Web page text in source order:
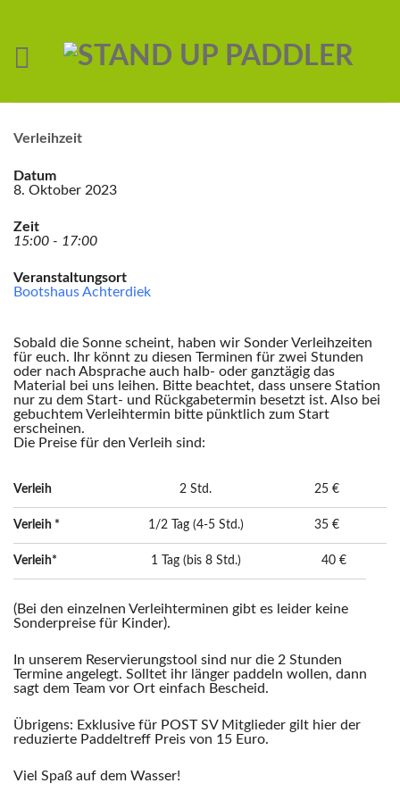
Verleihzeit
Datum
8. Oktober 2023
Zeit
15:00 - 17:00
Veranstaltungsort
Bootshaus Achterdiek
Sobald die Sonne scheint, haben wir Sonder Verleihzeiten
für euch. Ihr könnt zu diesen Terminen für zwei Stunden
oder nach Absprache auch halb- oder ganztägig das
Material bei uns leihen. Bitte beachtet, dass unsere Station
nur zu dem Start- und Rückgabetermin besetzt ist. Also bei
gebuchtem Verleihtermin bitte pünktlich zum Start
erscheinen.
Die Preise für den Verleih sind:
Verleih 2 Std. 25 €
Verleih * 1/2 Tag (4-5 Std.) 35 €
Verleih* 1 Tag (bis 8 Std.) 40 €
(Bei den einzelnen Verleihterminen gibt es leider keine
Sonderpreise für Kinder).
In unserem Reservierungstool sind nur die 2 Stunden
Termine angelegt. Solltet ihr länger paddeln wollen, dann
sagt dem Team vor Ort einfach Bescheid.
Übrigens: Exklusive für POST SV Mitglieder gilt hier der
reduzierte Paddeltreff Preis von 15 Euro.
Viel Spaß auf dem Wasser!